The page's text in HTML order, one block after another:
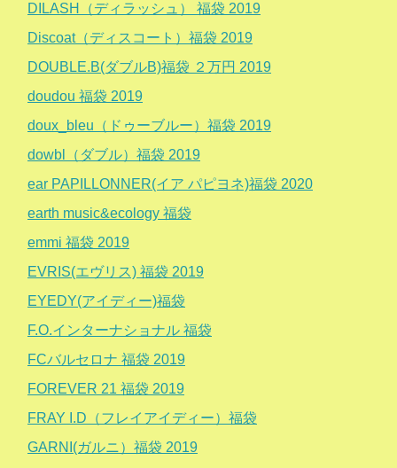
DILASH（ディラッシュ） 福袋 2019
Discoat（ディスコート）福袋 2019
DOUBLE.B(ダブルB)福袋 ２万円 2019
doudou 福袋 2019
doux_bleu（ドゥーブルー）福袋 2019
dowbl（ダブル）福袋 2019
ear PAPILLONNER(イア パピヨネ)福袋 2020
earth music&ecology 福袋
emmi 福袋 2019
EVRIS(エヴリス) 福袋 2019
EYEDY(アイディー)福袋
F.O.インターナショナル 福袋
FCバルセロナ 福袋 2019
FOREVER 21 福袋 2019
FRAY I.D（フレイアイディー）福袋
GARNI(ガルニ）福袋 2019